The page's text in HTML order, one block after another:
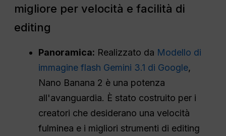
migliore per velocità e facilità di
editing
Panoramica: Realizzato da Modello di
immagine flash Gemini 3.1 di Google,
Nano Banana 2 è una potenza
all'avanguardia. È stato costruito per i
creatori che desiderano una velocità
fulminea e i migliori strumenti di editing